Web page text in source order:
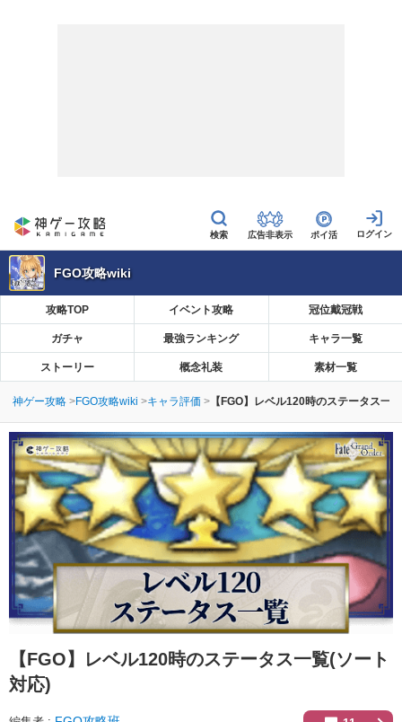
広告非表示 ポイ活
FGO攻略wiki
攻略TOP イベント攻略 冠位戴冠戦
ガチャ 最強ランキング キャラ一覧
ストーリー 概念礼装 素材一覧
神ゲー攻略 FGO攻略wiki キャラ評価 【FGO】レベル120時のステータス一
【FGO】
レベル120時のステータス一覧(ソート
対応)